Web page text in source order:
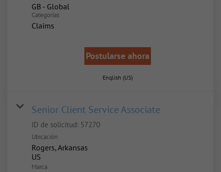
GB - Global
Categorías
Claims
Postularse ahora
English (US)
Senior Client Service Associate
ID de solicitud: 57270
Ubicación
Rogers, Arkansas
Marca